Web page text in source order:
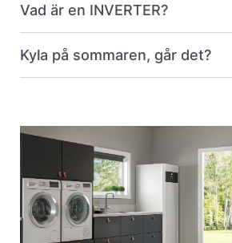
Vad är en INVERTER?
Kyla på sommaren, går det?